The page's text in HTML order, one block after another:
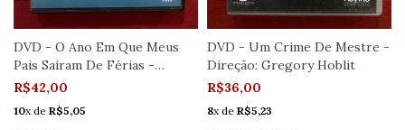
DVD - O Ano Em Que Meus
Pais Saíram De Férias -
Seminovo
R$42,00
10x de R$5,05
DVD - Um Crime De Mestre -
Direção: Gregory Hoblit
R$36,00
8x de R$5,23